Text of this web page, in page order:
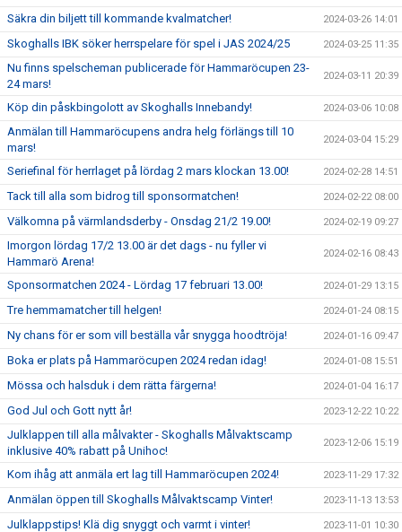
Säkra din biljett till kommande kvalmatcher! 2024-03-26 14:01
Skoghalls IBK söker herrspelare för spel i JAS 2024/25 2024-03-25 11:35
Nu finns spelscheman publicerade för Hammaröcupen 23-
24 mars!
2024-03-11 20:39
Köp din påskbingolott av Skoghalls Innebandy! 2024-03-06 10:08
Anmälan till Hammaröcupens andra helg förlängs till 10
mars!
2024-03-04 15:29
Seriefinal för herrlaget på lördag 2 mars klockan 13.00! 2024-02-28 14:51
Tack till alla som bidrog till sponsormatchen! 2024-02-22 08:00
Välkomna på värmlandsderby - Onsdag 21/2 19.00! 2024-02-19 09:27
Imorgon lördag 17/2 13.00 är det dags - nu fyller vi
Hammarö Arena!
2024-02-16 08:43
Sponsormatchen 2024 - Lördag 17 februari 13.00! 2024-01-29 13:15
Tre hemmamatcher till helgen! 2024-01-24 08:15
Ny chans för er som vill beställa vår snygga hoodtröja! 2024-01-16 09:47
Boka er plats på Hammaröcupen 2024 redan idag! 2024-01-08 15:51
Mössa och halsduk i dem rätta färgerna! 2024-01-04 16:17
God Jul och Gott nytt år! 2023-12-22 10:22
Julklappen till alla målvakter - Skoghalls Målvaktscamp
inklusive 40% rabatt på Unihoc!
2023-12-06 15:19
Kom ihåg att anmäla ert lag till Hammaröcupen 2024! 2023-11-29 17:32
Anmälan öppen till Skoghalls Målvaktscamp Vinter! 2023-11-13 13:53
Julklappstips! Klä dig snyggt och varmt i vinter! 2023-11-01 10:30